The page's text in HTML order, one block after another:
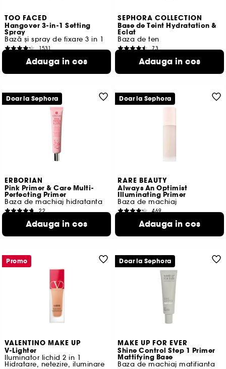
TOO FACED
Hangover 3-in-1 Setting
Spray
Bază și spray de fixare 3 in 1
1531
206,00 Lei
100ml
Adauga in cos
SEPHORA COLLECTION
Base de Teint Hydratation &
Eclat
Baza de ten
73
83,00 Lei
100ml
Adauga in cos
ERBORIAN
Pink Primer & Care Multi-
Perfecting Primer
Baza de machiaj hidratanta
22
232,00 Lei
100ml
Adauga in cos
Doar la Sephora
RARE BEAUTY
Always An Optimist
Illuminating Primer
Baza de machiaj
469
184,00 Lei
100ml
Adauga in cos
Doar la Sephora
VALENTINO MAKE UP
V-Lighter
Iluminator lichid 2 in 1
Hidratare, netezire, iluminare
Promo
MAKE UP FOR EVER
Shine Control Step 1 Primer
Mattifying Base
Baza de machiaj matifianta
Doar la Sephora